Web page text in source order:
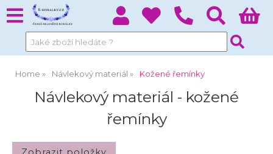
Home Návlekový materiál Kožené řemínky
Návlekový materiál - kožené
řemínky